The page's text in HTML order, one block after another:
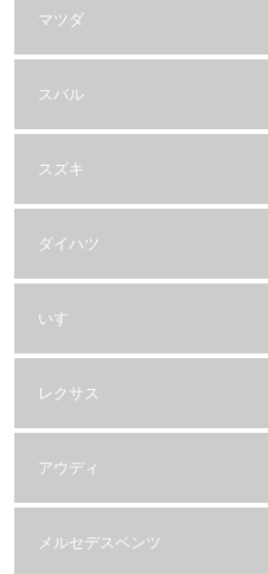
マツダ
スバル
スズキ
ダイハツ
いすゞ
レクサス
アウディ
メルセデスベンツ